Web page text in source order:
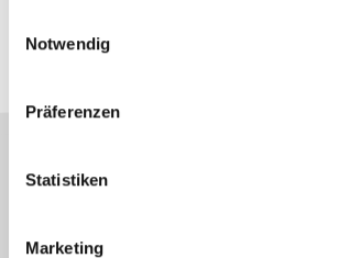
Notwendig
Präferenzen
Statistiken
Marketing
Plane jetzt unverbindlich deinen
ANREISE